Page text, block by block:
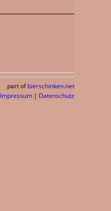
part of bierschinken.net
Impressum | Datenschutz